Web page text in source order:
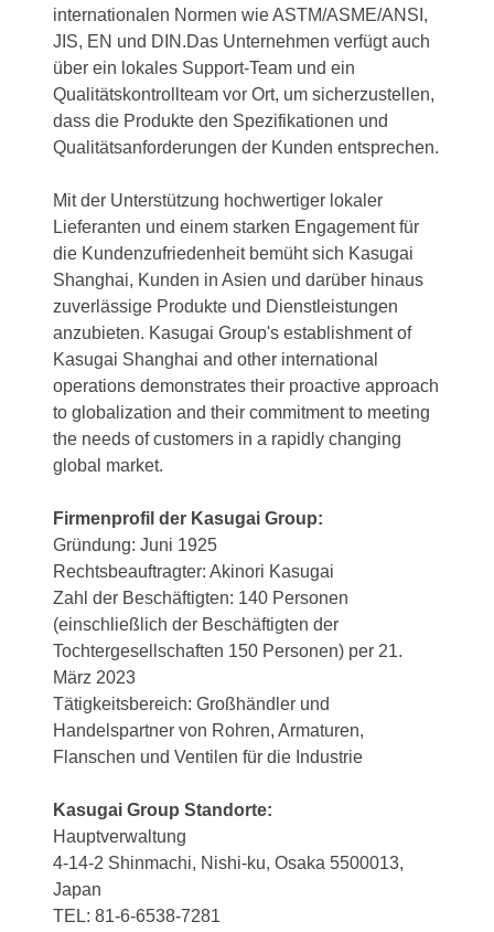
internationalen Normen wie ASTM/ASME/ANSI,
JIS, EN und DIN.Das Unternehmen verfügt auch
über ein lokales Support-Team und ein
Qualitätskontrollteam vor Ort, um sicherzustellen,
dass die Produkte den Spezifikationen und
Qualitätsanforderungen der Kunden entsprechen.
Mit der Unterstützung hochwertiger lokaler
Lieferanten und einem starken Engagement für
die Kundenzufriedenheit bemüht sich Kasugai
Shanghai, Kunden in Asien und darüber hinaus
zuverlässige Produkte und Dienstleistungen
anzubieten. Kasugai Group's establishment of
Kasugai Shanghai and other international
operations demonstrates their proactive approach
to globalization and their commitment to meeting
the needs of customers in a rapidly changing
global market.
Firmenprofil der Kasugai Group:
Gründung: Juni 1925
Rechtsbeauftragter: Akinori Kasugai
Zahl der Beschäftigten: 140 Personen
(einschließlich der Beschäftigten der
Tochtergesellschaften 150 Personen) per 21.
März 2023
Tätigkeitsbereich: Großhändler und
Handelspartner von Rohren, Armaturen,
Flanschen und Ventilen für die Industrie
Kasugai Group Standorte:
Hauptverwaltung
4-14-2 Shinmachi, Nishi-ku, Osaka 5500013,
Japan
TEL: 81-6-6538-7281